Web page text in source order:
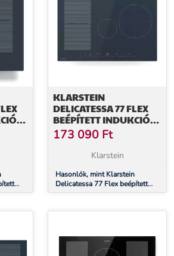
KLARSTEIN
DELICATESSA 77 FLEX
BEÉPÍTETT INDUKCIÓS
FŐZŐLAP, 7500 W,
FLEXI ZÓNA, BOOSTER,
INDUKCIÓ
173 090 Ft
Klarstein
Hasonlók, mint Klarstein
Delicatessa 77 Flex beépített
indukciós főzőlap, 7500 W,